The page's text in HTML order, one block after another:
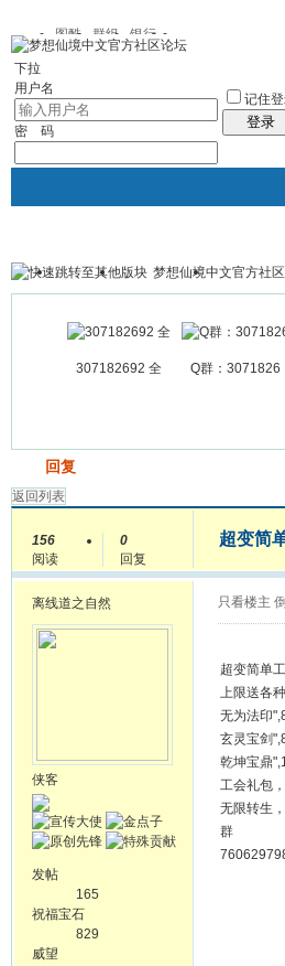
图酷 群组 银行
下拉
用户名
密 码
记住
登录
银行 群组聚合 我的空
梦想仙境中文官方社
307182692 全 Q群：3071826
回复
返回列表
156
阅读
0
回复
超变简
离线道之自然
侠客
发帖
165
祝福宝石
829
威望
只看楼主
超变简单
上限送各
无为法印
玄灵宝剑
乾坤宝鼎
工会礼包
无限转生
群